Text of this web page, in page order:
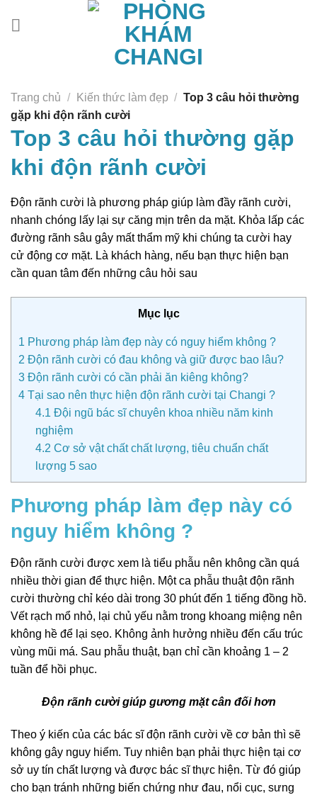
Trang chủ / Kiến thức làm đẹp / Top 3 câu hỏi thường
gặp khi độn rãnh cười
Top 3 câu hỏi thường gặp
khi độn rãnh cười
Độn rãnh cười là phương pháp giúp làm đầy rãnh cười,
nhanh chóng lấy lại sự căng mịn trên da mặt. Khỏa lấp các
đường rãnh sâu gây mất thẩm mỹ khi chúng ta cười hay
cử động cơ mặt. Là khách hàng, nếu bạn thực hiện bạn
cần quan tâm đến những câu hỏi sau
Mục lục
1 Phương pháp làm đẹp này có nguy hiểm không ?
2 Độn rãnh cười có đau không và giữ được bao lâu?
3 Độn rãnh cười có cần phải ăn kiêng không?
4 Tại sao nên thực hiện độn rãnh cười tại Changi ?
4.1 Đội ngũ bác sĩ chuyên khoa nhiều năm kinh
nghiệm
4.2 Cơ sở vật chất chất lượng, tiêu chuẩn chất
lượng 5 sao
Phương pháp làm đẹp này có
nguy hiểm không ?
Độn rãnh cười được xem là tiểu phẫu nên không cần quá
nhiều thời gian để thực hiện. Một ca phẫu thuật độn rãnh
cười thường chỉ kéo dài trong 30 phút đến 1 tiếng đồng hồ.
Vết rạch mổ nhỏ, lại chủ yếu nằm trong khoang miệng nên
không hề để lại sẹo. Không ảnh hưởng nhiều đến cấu trúc
vùng mũi má. Sau phẫu thuật, bạn chỉ cần khoảng 1 – 2
tuần để hồi phục.
Độn rãnh cười giúp gương mặt cân đối hơn
Theo ý kiến của các bác sĩ độn rãnh cười về cơ bản thì sẽ
không gây nguy hiểm. Tuy nhiên bạn phải thực hiện tại cơ
sở uy tín chất lượng và được bác sĩ thực hiện. Từ đó giúp
cho bạn tránh những biến chứng như đau, nổi cục, sưng